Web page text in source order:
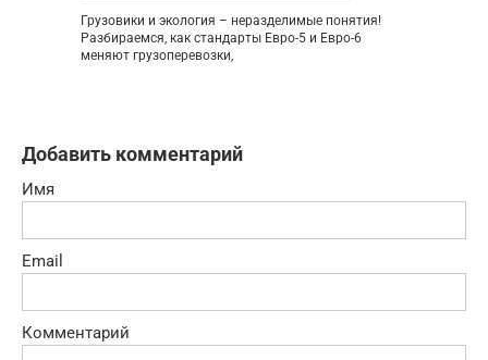
Грузовики и экология – неразделимые понятия!
Разбираемся, как стандарты Евро-5 и Евро-6
меняют грузоперевозки,
Добавить комментарий
Имя
Email
Комментарий